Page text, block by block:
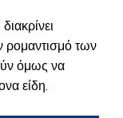
ρομαντισμό των
όμως να
είδη.